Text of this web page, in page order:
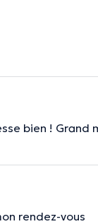
bien ! Grand
rendez-vous